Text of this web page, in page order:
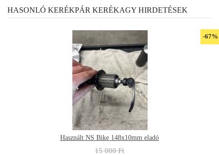
HASONLÓ KERÉKPÁR KERÉKAGY HIRDETÉSEK
-67%
Használt NS Bike 148x10mm eladó
15 000 Ft